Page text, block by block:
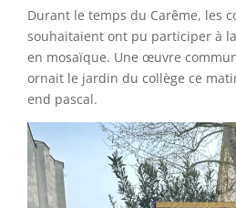
Durant le temps du Carême, les
souhaitaient ont pu participer à
en mosaïque. Une œuvre
ornait le jardin du collège ce
end pascal.